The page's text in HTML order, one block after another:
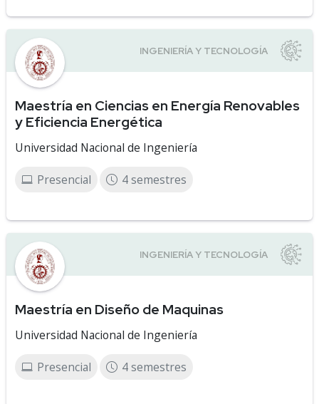
Maestría en Ciencias en Energía Renovables
y Eficiencia Energética
Universidad Nacional de Ingeniería
Presencial 4 semestres
Maestría en Diseño de Maquinas
Universidad Nacional de Ingeniería
Presencial 4 semestres